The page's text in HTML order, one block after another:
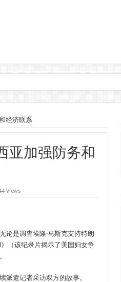
经济联系
亚加强防务和
Views
论是调查埃隆·马斯克支持特朗
（该纪录片揭示了美国妇女争
派遣记者采访双方的故事。